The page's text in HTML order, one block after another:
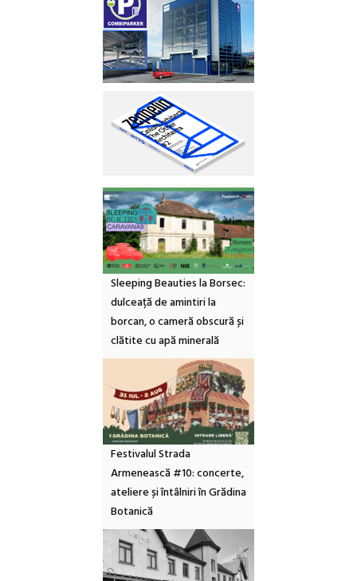
Sleeping Beauties la Borsec:
dulceață de amintiri la
borcan, o cameră obscură și
clătite cu apă minerală
Festivalul Strada
Armenească #10: concerte,
ateliere și întâlniri în Grădina
Botanică